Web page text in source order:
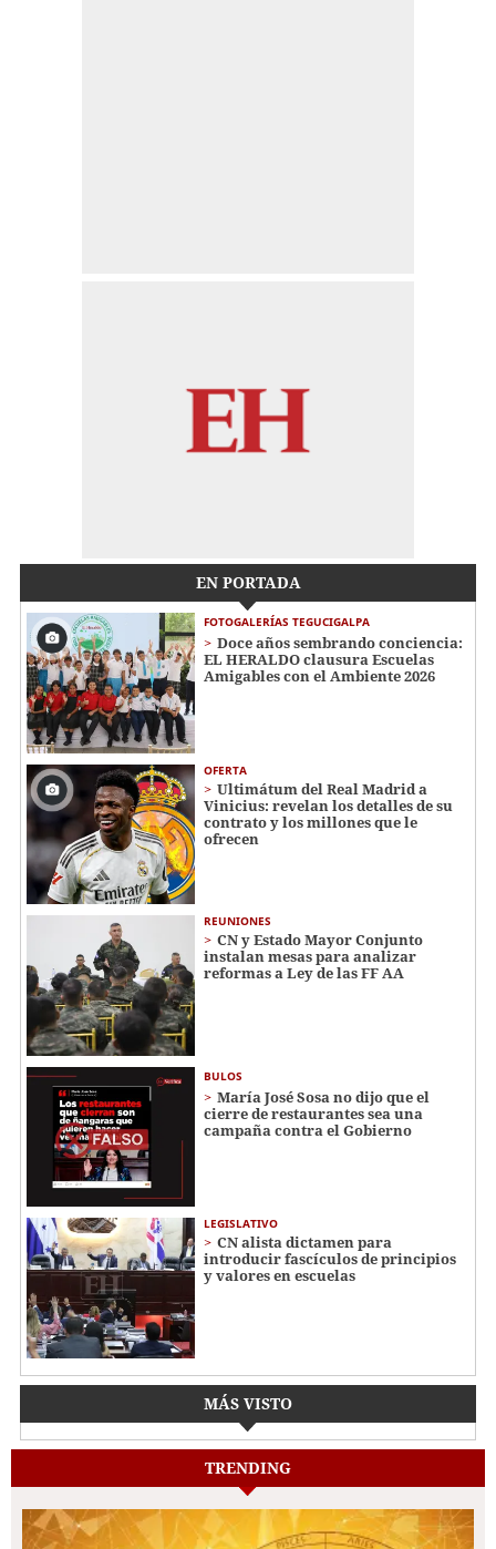
EN PORTADA
FOTOGALERÍAS TEGUCIGALPA
Doce años sembrando conciencia:
EL HERALDO clausura Escuelas
Amigables con el Ambiente 2026
OFERTA
Ultimátum del Real Madrid a
Vinicius: revelan los detalles de su
contrato y los millones que le
ofrecen
REUNIONES
CN y Estado Mayor Conjunto
instalan mesas para analizar
reformas a Ley de las FF AA
BULOS
María José Sosa no dijo que el
cierre de restaurantes sea una
campaña contra el Gobierno
LEGISLATIVO
CN alista dictamen para
introducir fascículos de principios
y valores en escuelas
MÁS VISTO
TRENDING